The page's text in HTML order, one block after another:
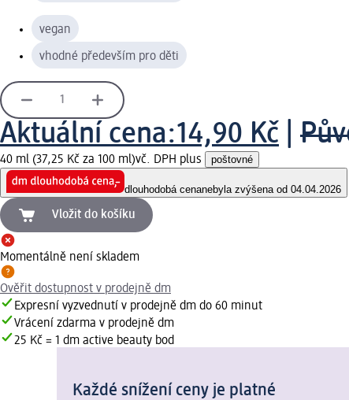
vegan
vhodné především pro děti
Aktuální cena:14,90 Kč
40 ml (37,25 Kč za 100 ml)vč. DPH plus poštovné
dlouhodobá cenanebyla zvýšena od 04.04.2026
Vložit do košíku
Momentálně není skladem
Ověřit dostupnost v prodejně dm
Expresní vyzvednutí v prodejně dm do 60 minut
Vrácení zdarma v prodejně dm
25 Kč = 1 dm active beauty bod
Každé snížení ceny je platné